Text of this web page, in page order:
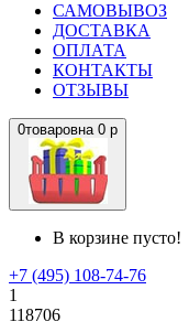
САМОВЫВОЗ
ДОСТАВКА
ОПЛАТА
КОНТАКТЫ
ОТЗЫВЫ
0товаровна 0 р
В корзине пусто!
+7 (495) 108-74-76
1
118706